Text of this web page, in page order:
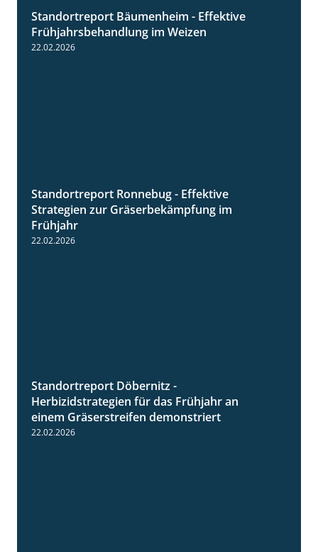
4:20
Standortreport Bäumenheim - Effektive
Frühjahrsbehandlung im Weizen
22.02.2026
Standortreport Ronnebug - Effektive
Strategien zur Gräserbekämpfung im
Frühjahr
Standortreport Döbernitz -
Herbizidstrategien für das Frühjahr an
einem Gräserstreifen demonstriert
22.02.2026